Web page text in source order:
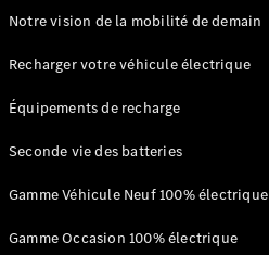
Mercedes-
Certified
Occasion
Occasion
électrique
label
Notre vision de la mobilité de demain
Recharger votre véhicule électrique
Équipements de recharge
Seconde vie des batteries
Gamme Véhicule Neuf 100% électrique
Gamme Occasion 100% électrique